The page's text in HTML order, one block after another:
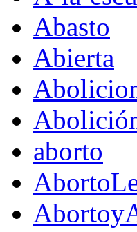
Abasto
Abierta
aborto